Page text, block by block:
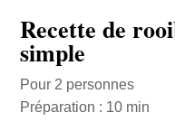
Recette de
simple
Pour 2 personnes
Préparation : 10 min